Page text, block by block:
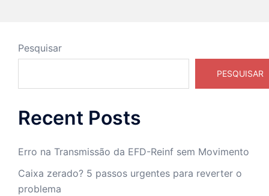
Pesquisar
PESQUISAR
Recent Posts
Erro na Transmissão da EFD-Reinf sem Movimento
Caixa zerado? 5 passos urgentes para reverter o
problema